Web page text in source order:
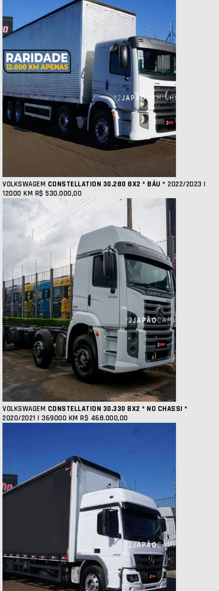
VOLKSWAGEM CONSTELLATION 30.280 8X2 * BÁU * 2022/2023 |
12000 KM R$ 530.000,00
VOLKSWAGEM CONSTELLATION 30.330 8X2 * NO CHASSI *
2020/2021 | 369000 KM R$ 468.000,00